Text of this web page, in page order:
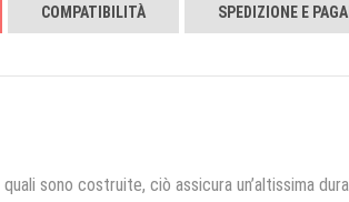
COMPATIBILITÀ SPEDIZIONE E
sono costruite, ciò assicura un’altissima